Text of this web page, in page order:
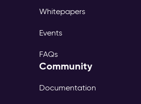
Whitepapers
Events
FAQs
Community
Documentation